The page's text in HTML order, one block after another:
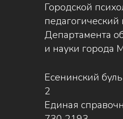
Городской
педагогический
Департамента
и науки города
Есенинский
2
Единая